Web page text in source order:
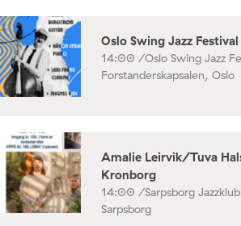
Oslo Swing Jazz
14:00 /Oslo Swing Jazz
Forstanderskapsalen, Oslo
Amalie Leirvik/Tuva
Kronborg
14:00 /Sarpsborg
Sarpsborg